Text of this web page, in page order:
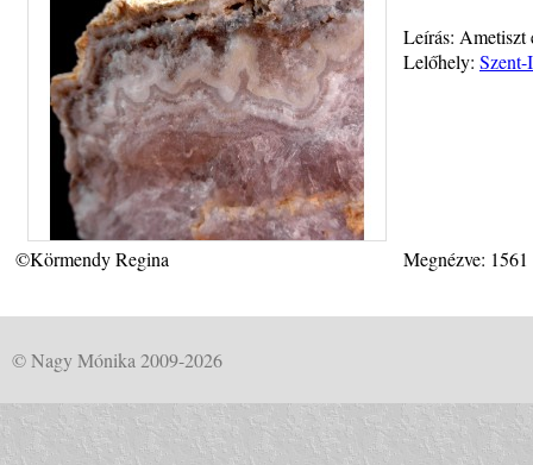
Leírás: Ametiszt
Lelőhely:
©Körmendy Regina Megnézve:
© Nagy Mónika 2009-2026